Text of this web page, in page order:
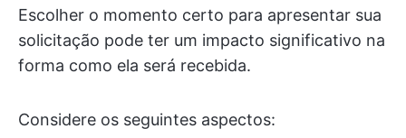
Escolher o momento certo para apresentar sua
solicitação pode ter um impacto significativo na
forma como ela será recebida.
Considere os seguintes aspectos: